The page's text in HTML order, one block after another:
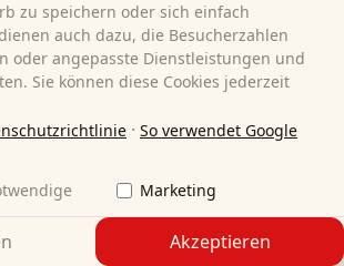
zu speichern oder sich einfach
auch dazu, die Besucherzahlen
oder angepasste Dienstleistungen und
Sie können diese Cookies jederzeit
· So verwendet Google
Marketing
Akzeptieren